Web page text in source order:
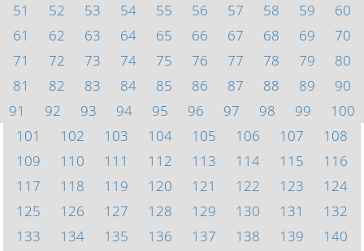
51
52 53 54 55 56 57 58 59
60
61
62 63 64 65 66 67 68 69
70
71
72 73 74 75 76 77 78 79
80
81
82 83 84 85 86 87 88 89
90
91
92 93 94 95 96 97 98 99
100
101
102 103 104 105 106 107
108
109
110 111 112 113 114 115
116
117
118 119 120 121 122 123
124
125
126 127 128 129 130 131
132
133
134 135 136 137 138 139
140